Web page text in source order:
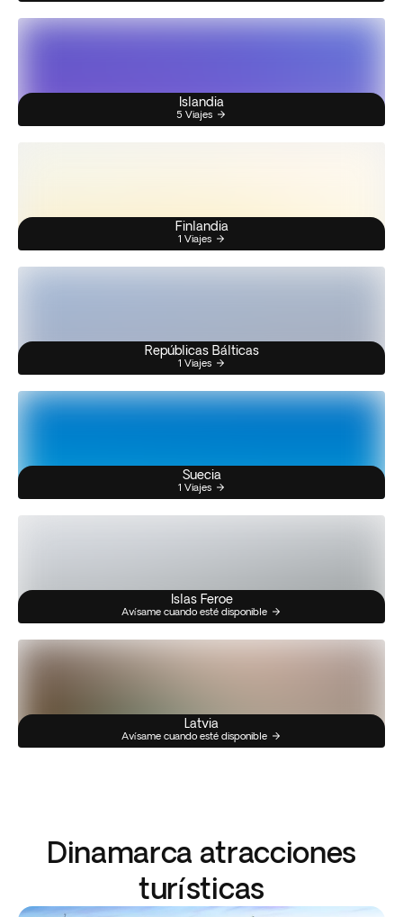
Islandia
5 Viajes
Finlandia
1 Viajes
Repúblicas Bálticas
1 Viajes
Suecia
1 Viajes
Islas Feroe
Avísame cuando esté disponible
Latvia
Avísame cuando esté disponible
Dinamarca atracciones
turísticas